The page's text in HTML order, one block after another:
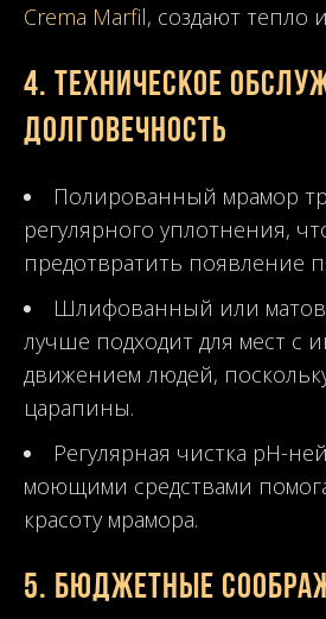
Crema Marfil, создают тепло
4. Техническое
долговечность
Полированный мрамор
регулярного уплотнения,
предотвратить появление
Шлифованный или
лучше подходит для мест с
движением людей,
царапины.
Регулярная чистка pH-
моющими средствами
красоту мрамора.
5. Бюджетные